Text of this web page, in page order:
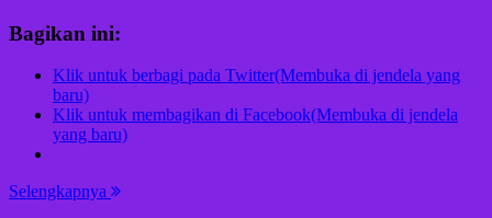
Bagikan ini:
Klik untuk berbagi pada Twitter(Membuka di jendela yang
baru)
Klik untuk membagikan di Facebook(Membuka di jendela
yang baru)
Selengkapnya